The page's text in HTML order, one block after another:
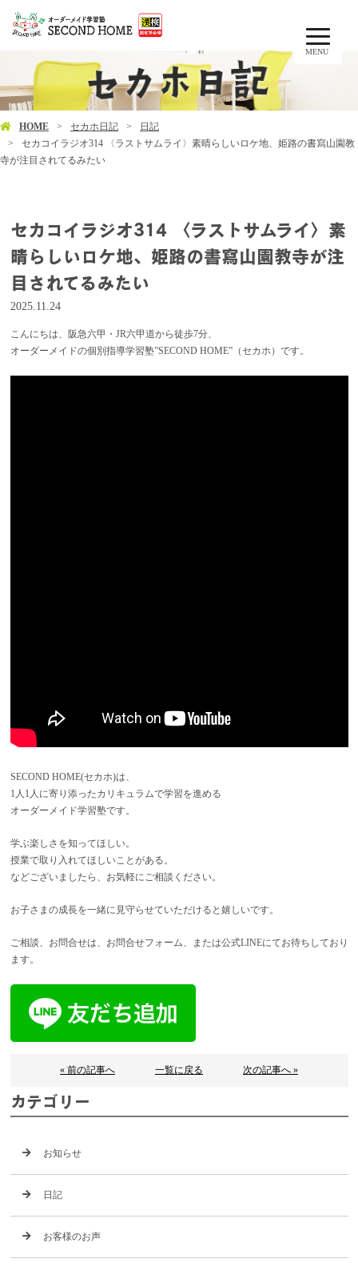
MENU
HOME セカホ日記
日記
セカコイラジオ314 〈ラストサムライ〉素晴らしいロケ地、姫路の書寫山園教
寺が注目されてるみたい
セカコイラジオ314 〈ラストサムライ〉素
晴らしいロケ地、姫路の書寫山園教寺が注
目されてるみたい
2025.11.24
こんにちは、阪急六甲・JR六甲道から徒歩7分、
オーダーメイドの個別指導学習塾”SECOND HOME”（セカホ）です。
SECOND HOME(セカホ)は、
1人1人に寄り添ったカリキュラムで学習を進める
オーダーメイド学習塾です。
学ぶ楽しさを知ってほしい。
授業で取り入れてほしいことがある。
などございましたら、お気軽にご相談ください。
お子さまの成長を一緒に見守らせていただけると嬉しいです。
ご相談、お問合せは、お問合せフォーム、または公式LINEにてお待ちしており
ます。
« 前の記事へ 一覧に戻る 次の記事へ »
カテゴリー
お知らせ
日記
お客様のお声